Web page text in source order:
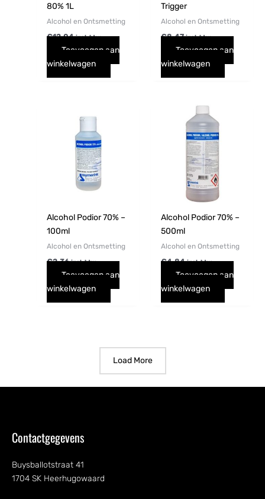
80% 1L
Alcohol en Ontsmetting
€12,04 incl. btw
Toevoegen aan
winkelwagen
Trigger
Alcohol en Ontsmetting
€8,47 incl. btw
Toevoegen aan
winkelwagen
Alcohol Podior 70% –
100ml
Alcohol en Ontsmetting
€2,36 incl. btw
Toevoegen aan
winkelwagen
Alcohol Podior 70% –
500ml
Alcohol en Ontsmetting
€4,84 incl. btw
Toevoegen aan
winkelwagen
Load More
Contactgegevens
Buysballotstraat 41
1704 SK Heerhugowaard